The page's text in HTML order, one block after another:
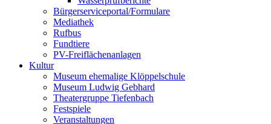
Bürgerserviceportal/Formulare
Mediathek
Rufbus
Fundtiere
PV-Freiflächenanlagen
Kultur
Museum ehemalige Klöppelschule
Museum Ludwig Gebhard
Theatergruppe Tiefenbach
Festspiele
Veranstaltungen